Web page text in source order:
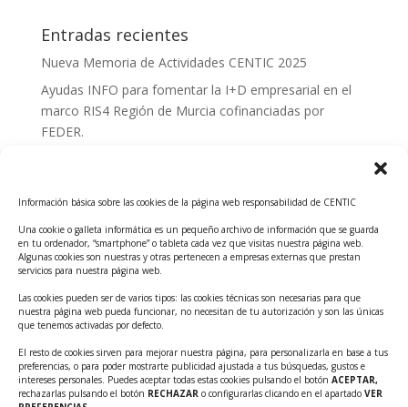
Información básica sobre las cookies de la página web responsabilidad de CENTIC
Una cookie o galleta informática es un pequeño archivo de información que se guarda
en tu ordenador, “smartphone” o tableta cada vez que visitas nuestra página web.
Algunas cookies son nuestras y otras pertenecen a empresas externas que prestan
servicios para nuestra página web.
Las cookies pueden ser de varios tipos: las cookies técnicas son necesarias para que
nuestra página web pueda funcionar, no necesitan de tu autorización y son las únicas
que tenemos activadas por defecto.
El resto de cookies sirven para mejorar nuestra página, para personalizarla en base a tus
preferencias, o para poder mostrarte publicidad ajustada a tus búsquedas, gustos e
intereses personales. Puedes aceptar todas estas cookies pulsando el botón ACEPTAR,
rechazarlas pulsando el botón RECHAZAR o configurarlas clicando en el apartado VER
Entradas recientes
Nueva Memoria de Actividades CENTIC 2025
Ayudas INFO para fomentar la I+D empresarial en el
marco RIS4 Región de Murcia cofinanciadas por
FEDER.
Tecnológicos 2ª ed.
Ayudas INFO para el apoyo a las empresas
innovadoras con potencial tecnológico y escalables
Convocatoria Cheque de Innovación. Ayudas INFO
para la contratación de servicios de Innovación y
Competitividad
Cheque Inversión del INFO. Ayudas para la
contratación de servicios de Innovación y
Competitividad para apoyar rondas de financiación.